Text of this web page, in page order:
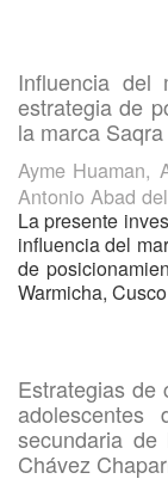
Influencia del
estrategia de
la marca
Ayme Huaman,
Antonio Abad
La presente
influencia del
de
Warmicha,
Estrategias de
secundaria
Chávez